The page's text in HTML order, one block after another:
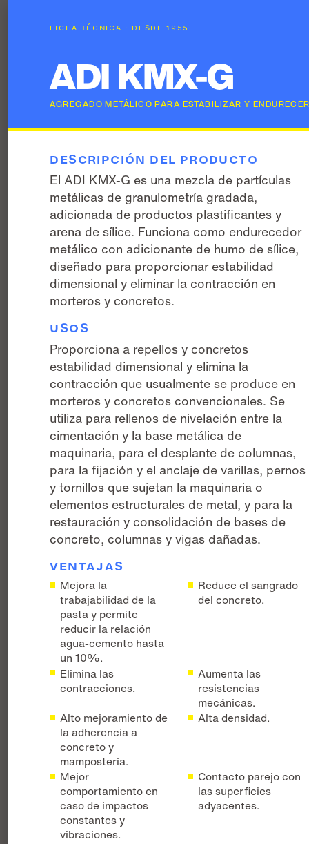
FICHA TÉCNICA · DESDE 1955
ADI KMX-G
AGREGADO METÁLICO PARA ESTABILIZAR Y
DESCRIPCIÓN DEL PRODUCTO
El ADI KMX-G es una mezcla de partículas
metálicas de granulometría gradada,
adicionada de productos plastificantes y
arena de sílice. Funciona como endurecedor
metálico con adicionante de humo de sílice,
diseñado para proporcionar estabilidad
dimensional y eliminar la contracción en
morteros y concretos.
USOS
Proporciona a repellos y concretos
estabilidad dimensional y elimina la
contracción que usualmente se produce en
morteros y concretos convencionales. Se
utiliza para rellenos de nivelación entre la
cimentación y la base metálica de
maquinaria, para el desplante de columnas,
para la fijación y el anclaje de varillas, pernos
y tornillos que sujetan la maquinaria o
elementos estructurales de metal, y para la
restauración y consolidación de bases de
concreto, columnas y vigas dañadas.
VENTAJAS
Mejora la
trabajabilidad de la
pasta y permite
reducir la relación
agua-cemento hasta
un 10%.
Reduce el sangrado
del concreto.
Elimina las
contracciones.
Aumenta las
resistencias
mecánicas.
Alto mejoramiento de
la adherencia a
concreto y
mampostería.
Alta densidad.
Mejor
comportamiento en
caso de impactos
constantes y
vibraciones.
Contacto parejo con
las superficies
adyacentes.